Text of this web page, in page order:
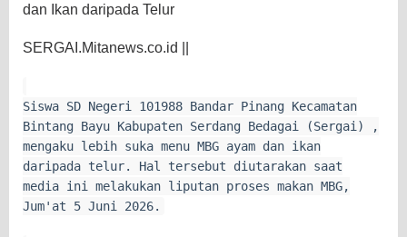
dan Ikan daripada Telur
SERGAI.Mitanews.co.id ||
Siswa SD Negeri 101988 Bandar Pinang Kecamatan
Bintang Bayu Kabupaten Serdang Bedagai (Sergai) ,
mengaku lebih suka menu MBG ayam dan ikan
daripada telur. Hal tersebut diutarakan saat
media ini melakukan liputan proses makan MBG,
Jum'at 5 Juni 2026.